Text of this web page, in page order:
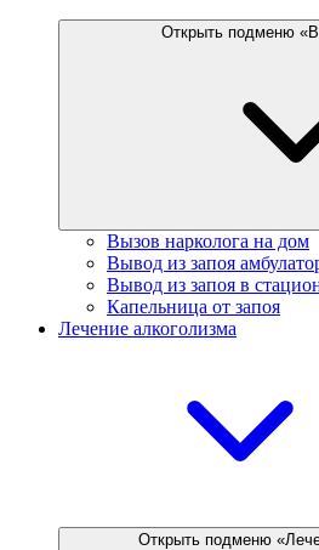
Открыть подменю
Вызов нарколога на дом
Вывод из запоя
Вывод из запоя в
Капельница от запоя
Лечение алкоголизма
Открыть подменю